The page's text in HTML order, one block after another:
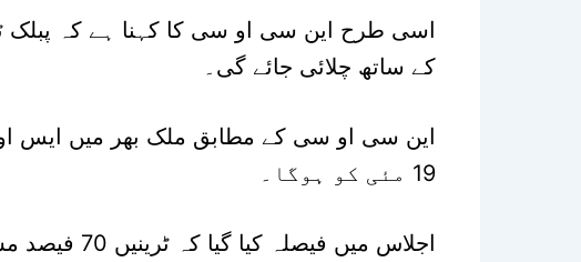
کے ساتھ چلائی جائے گی۔
این سی او سی کے مطابق ملک بھر میں ایس او
19 مئی کو ہوگا۔
اجلاس میں